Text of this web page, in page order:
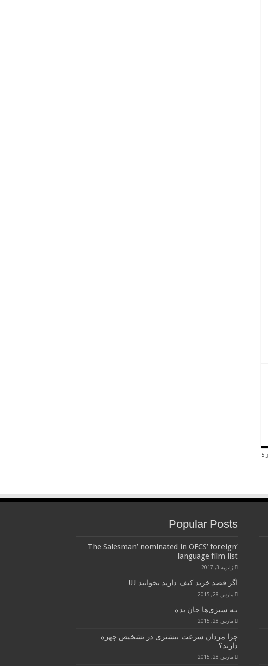
Popular Posts
‘The Salesman’ nominated in OFCS’ foreign
language film list
ژانویه 3, 2017
اگر قصد خرید کیف دارید بخوانید !!!
مارس 28, 2015
بـه سبزی‌ها جان بده
مارس 28, 2015
چرا مردان سرعت بیشتری در تشخیص چهره
دارند؟
مارس 28, 2015